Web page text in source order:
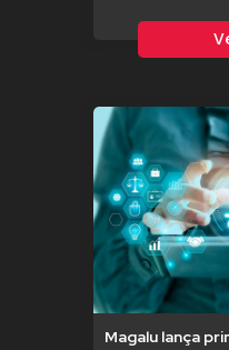
Magalu lança